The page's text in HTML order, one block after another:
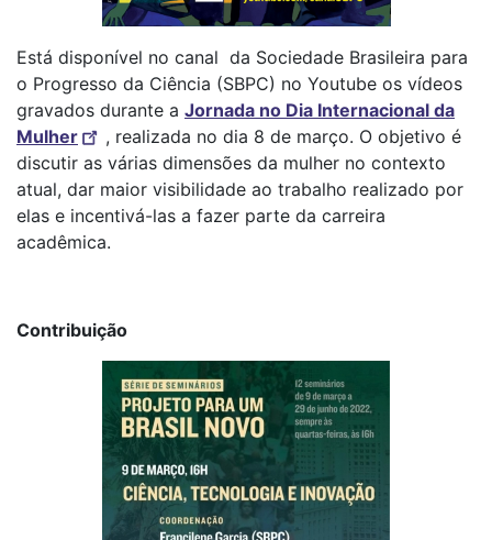
Está disponível no canal da Sociedade Brasileira para
o Progresso da Ciência (SBPC) no Youtube os vídeos
gravados durante a Jornada no Dia Internacional da
Mulher
, realizada no dia 8 de março. O objetivo é
discutir as várias dimensões da mulher no contexto
atual, dar maior visibilidade ao trabalho realizado por
elas e incentivá-las a fazer parte da carreira
acadêmica.
Contribuição